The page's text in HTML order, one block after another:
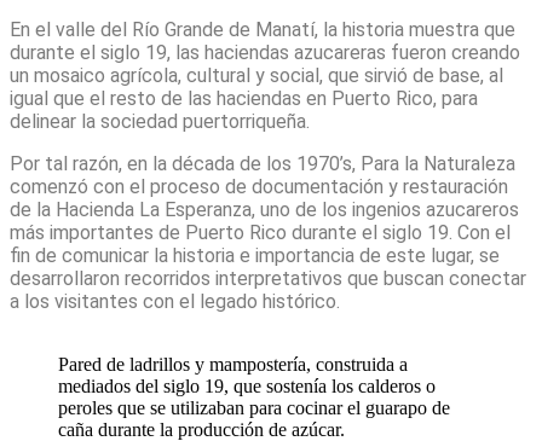
En el valle del Río Grande de Manatí, la historia muestra que
durante el siglo 19, las haciendas azucareras fueron creando
un mosaico agrícola, cultural y social, que sirvió de base, al
igual que el resto de las haciendas en Puerto Rico, para
delinear la sociedad puertorriqueña.
Por tal razón, en la década de los 1970’s, Para la Naturaleza
comenzó con el proceso de documentación y restauración
de la Hacienda La Esperanza, uno de los ingenios azucareros
más importantes de Puerto Rico durante el siglo 19. Con el
fin de comunicar la historia e importancia de este lugar, se
desarrollaron recorridos interpretativos que buscan conectar
a los visitantes con el legado histórico.
Pared de ladrillos y mampostería, construida a
mediados del siglo 19, que sostenía los calderos o
peroles que se utilizaban para cocinar el guarapo de
caña durante la producción de azúcar.